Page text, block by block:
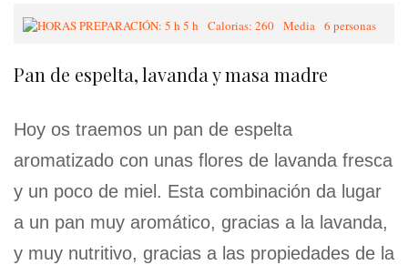
5 h Calorias: 260 Media 6 personas
Pan de espelta, lavanda y masa madre
Hoy os traemos un pan de espelta
aromatizado con unas flores de lavanda fresca
y un poco de miel. Esta combinación da lugar
a un pan muy aromático, gracias a la lavanda,
y muy nutritivo, gracias a las propiedades de la